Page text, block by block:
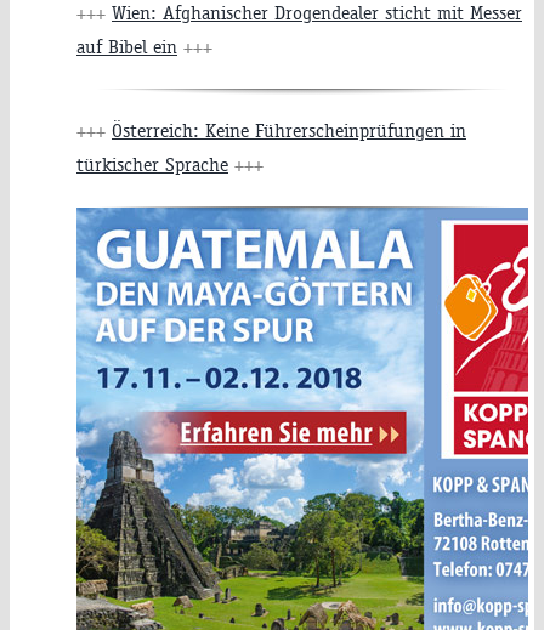
+++ Wien: Afghanischer Drogendealer sticht mit Messer
auf Bibel ein +++
+++ Österreich: Keine Führerscheinprüfungen in
türkischer Sprache +++